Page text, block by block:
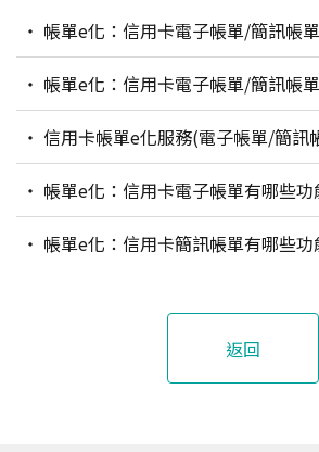
嗎？帳單e化：信用卡電子帳單/簡訊帳
信用卡帳單e化服務(電子帳單/簡訊
送？
返回